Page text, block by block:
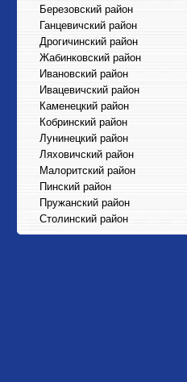
Березовский район
Ганцевичский район
Дрогичинский район
Жабинковский район
Ивановский район
Ивацевичский район
Каменецкий район
Кобринский район
Лунинецкий район
Ляховичский район
Малоритский район
Пинский район
Пружанский район
Столинский район